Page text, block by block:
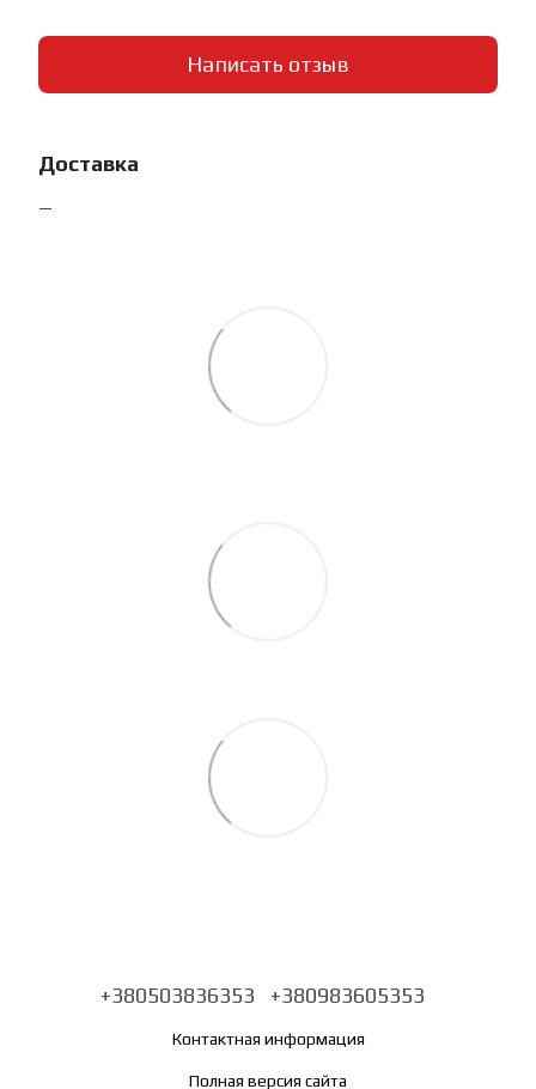
Написать отзыв
Доставка
+380503836353 +380983605353
Контактная информация
Полная версия сайта